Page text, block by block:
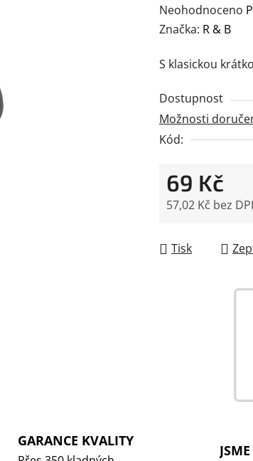
Průměrné
hodnocení
je
z
5
hvězdiček.
Neohodnoceno
Značka: R & B
S klasickou
Dostupnost
Možnosti
Kód:
69 Kč
57,02 Kč bez
Tisk
GARANCE KVALITY